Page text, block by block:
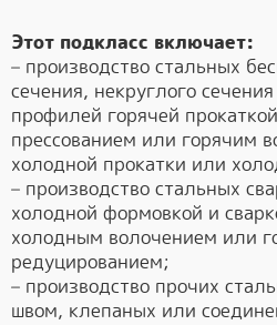
Этот подкласс включает:
– производство стальных
сечения, некруглого
профилей горячей
прессованием или горячим
холодной прокатки или
– производство стальных
холодной формовкой и
холодным волочением или
редуцированием;
– производство прочих
швом, клепаных или